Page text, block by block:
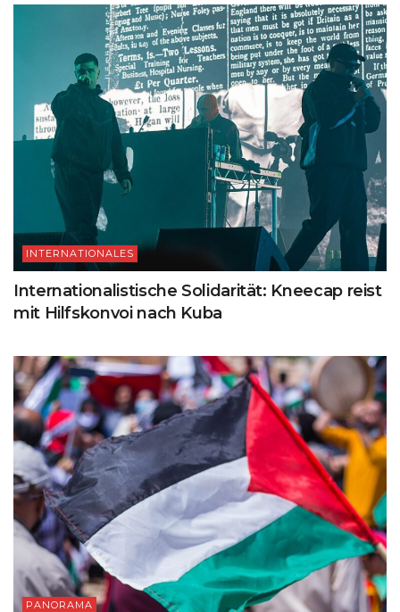
INTERNATIONALES
Internationalistische Solidarität: Kneecap reist
mit Hilfskonvoi nach Kuba
PANORAMA